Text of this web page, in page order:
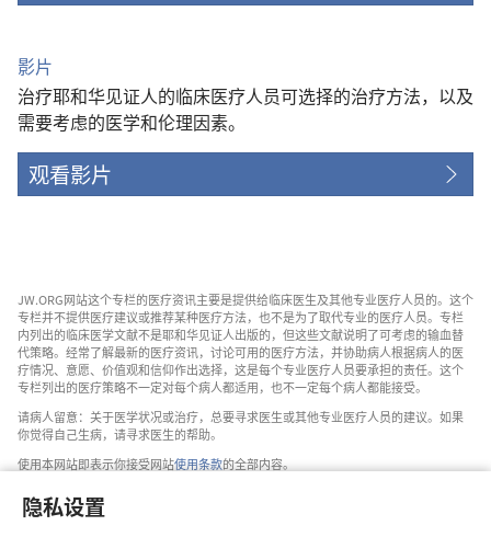
隐私设置
影片
治疗耶和华见证人的临床医疗人员可选择的治疗方法，以及
需要考虑的医学和伦理因素。
观看影片
JW.ORG网站这个专栏的医疗资讯主要是提供给临床医生及其他专业医疗人员的。这个
专栏并不提供医疗建议或推荐某种医疗方法，也不是为了取代专业的医疗人员。专栏
内列出的临床医学文献不是耶和华见证人出版的，但这些文献说明了可考虑的输血替
代策略。经常了解最新的医疗资讯，讨论可用的医疗方法，并协助病人根据病人的医
疗情况、意愿、价值观和信仰作出选择，这是每个专业医疗人员要承担的责任。这个
专栏列出的医疗策略不一定对每个病人都适用，也不一定每个病人都能接受。
请病人留意：关于医学状况或治疗，总要寻求医生或其他专业医疗人员的建议。如果
你觉得自己生病，请寻求医生的帮助。
使用本网站即表示你接受网站使用条款的全部内容。